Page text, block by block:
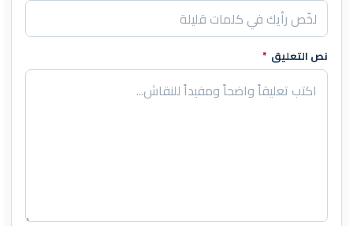
نص التعليق *